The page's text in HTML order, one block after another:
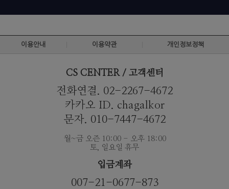
이용안내 이용약관 개인정보정책
CS CENTER / 고객센터
전화연결. 02-2267-4672
카카오 ID. chagalkor
문자. 010-7447-4672
월~금 오즌 10:00 - 오후 18:00
토, 일요일 휴무
입금계좌
007-21-0677-873